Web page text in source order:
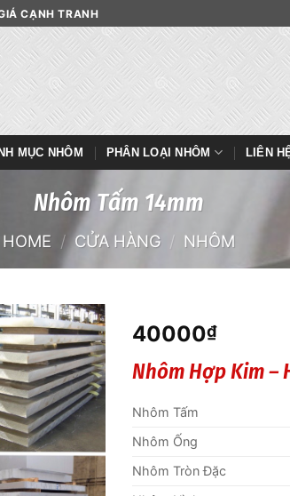
CẠNH TRANH
MỤC NHÔM PHÂN LOẠI NHÔM LIÊN
Nhôm Tấm 14mm
HOME / CỬA HÀNG / NHÔM
40000₫
Nhôm Hợp Kim –
Nhôm Tấm
Nhôm Ống
Nhôm Tròn Đặc